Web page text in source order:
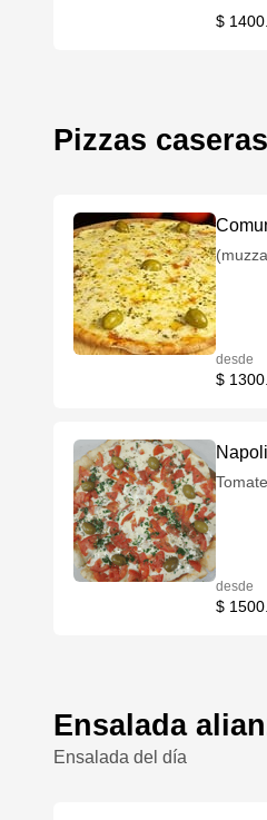
$
Pizzas caseras
desde
$
desde
$
Ensalada
Ensalada del día